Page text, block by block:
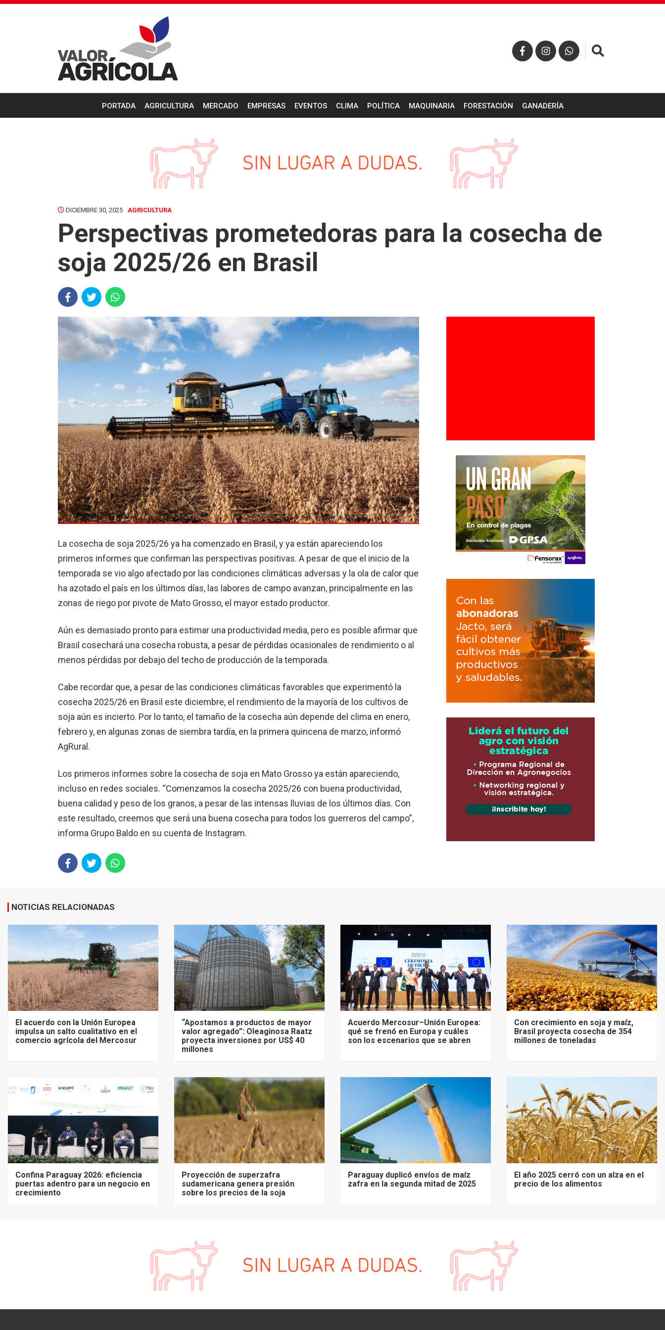
PORTADA AGRICULTURA MERCADO EMPRESAS EVENTOS CLIMA POLÍTICA MAQUINARIA FORESTACIÓN GANADERÍA
DICIEMBRE 30, 2025 AGRICULTURA
Perspectivas prometedoras para la cosecha de
soja 2025/26 en Brasil
La cosecha de soja 2025/26 ya ha comenzado en Brasil, y ya están apareciendo los
primeros informes que confirman las perspectivas positivas. A pesar de que el inicio de la
temporada se vio algo afectado por las condiciones climáticas adversas y la ola de calor que
ha azotado el país en los últimos días, las labores de campo avanzan, principalmente en las
zonas de riego por pivote de Mato Grosso, el mayor estado productor.
Aún es demasiado pronto para estimar una productividad media, pero es posible afirmar que
Brasil cosechará una cosecha robusta, a pesar de pérdidas ocasionales de rendimiento o al
menos pérdidas por debajo del techo de producción de la temporada.
Cabe recordar que, a pesar de las condiciones climáticas favorables que experimentó la
cosecha 2025/26 en Brasil este diciembre, el rendimiento de la mayoría de los cultivos de
soja aún es incierto. Por lo tanto, el tamaño de la cosecha aún depende del clima en enero,
febrero y, en algunas zonas de siembra tardía, en la primera quincena de marzo, informó
AgRural.
Los primeros informes sobre la cosecha de soja en Mato Grosso ya están apareciendo,
incluso en redes sociales. “Comenzamos la cosecha 2025/26 con buena productividad,
buena calidad y peso de los granos, a pesar de las intensas lluvias de los últimos días. Con
este resultado, creemos que será una buena cosecha para todos los guerreros del campo”,
informa Grupo Baldo en su cuenta de Instagram.
NOTICIAS RELACIONADAS
El acuerdo con la Unión Europea
impulsa un salto cualitativo en el
comercio agrícola del Mercosur
“Apostamos a productos de mayor
valor agregado”: Oleaginosa Raatz
proyecta inversiones por US$ 40
millones
Acuerdo Mercosur–Unión Europea:
qué se frenó en Europa y cuáles
son los escenarios que se abren
Con crecimiento en soja y maíz,
Brasil proyecta cosecha de 354
millones de toneladas
Confina Paraguay 2026: eficiencia
puertas adentro para un negocio en
crecimiento
Proyección de superzafra
sudamericana genera presión
sobre los precios de la soja
Paraguay duplicó envíos de maíz
zafra en la segunda mitad de 2025
El año 2025 cerró con un alza en el
precio de los alimentos